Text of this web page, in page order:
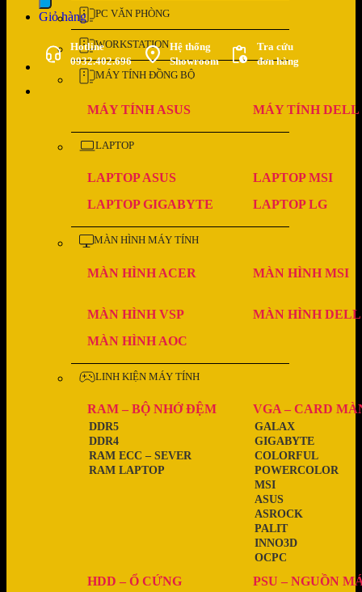
Giỏ hàng
Hotline
0932.402.696
Hệ thống
Showroom
Tra cứu
đơn hàng
PC VĂN PHÒNG
WORKSTATION
MÁY TÍNH ĐỒNG BỘ
MÁY TÍNH ASUS MÁY TÍNH DELL
LAPTOP
LAPTOP ASUS
LAPTOP MSI
LAPTOP GIGABYTE
LAPTOP LG
MÀN HÌNH MÁY TÍNH
MÀN HÌNH ACER MÀN HÌNH MSI
MÀN HÌNH VSP
MÀN HÌNH DELL
MÀN HÌNH AOC
LINH KIỆN MÁY TÍNH
RAM – BỘ NHỚ ĐỆM
RAM LAPTOP
RAM ECC – SEVER
DDR4
DDR5
VGA – CARD
OCPC
INNO3D
PALIT
ASROCK
ASUS
MSI
POWERCOLOR
COLORFUL
GIGABYTE
GALAX
HDD – Ổ CỨNG PSU – NGUỒN